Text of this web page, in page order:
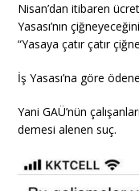
Nisan’dan itibaren
Yasası’nın
“Yasaya çatır çatır
İş Yasası’na göre
Yani GAÜ’nün
demesi alenen suç.